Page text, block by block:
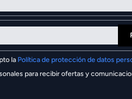
la Política de protección de datos
para recibir ofertas y